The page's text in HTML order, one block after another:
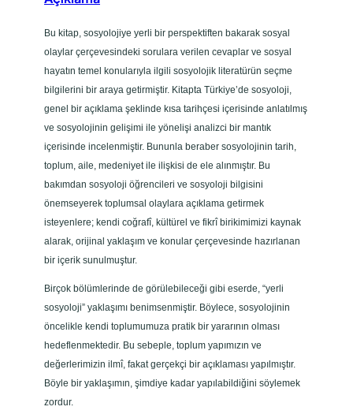
Bu kitap, sosyolojiye yerli bir perspektiften bakarak sosyal
olaylar çerçevesindeki sorulara verilen cevaplar ve sosyal
hayatın temel konularıyla ilgili sosyolojik literatürün seçme
bilgilerini bir araya getirmiştir. Kitapta Türkiye’de sosyoloji,
genel bir açıklama şeklinde kısa tarihçesi içerisinde anlatılmış
ve sosyolojinin gelişimi ile yönelişi analizci bir mantık
içerisinde incelenmiştir. Bununla beraber sosyolojinin tarih,
toplum, aile, medeniyet ile ilişkisi de ele alınmıştır. Bu
bakımdan sosyoloji öğrencileri ve sosyoloji bilgisini
önemseyerek toplumsal olaylara açıklama getirmek
isteyenlere; kendi coğrafî, kültürel ve fikrî birikimimizi kaynak
alarak, orijinal yaklaşım ve konular çerçevesinde hazırlanan
bir içerik sunulmuştur.
Birçok bölümlerinde de görülebileceği gibi eserde, “yerli
sosyoloji” yaklaşımı benimsenmiştir. Böylece, sosyolojinin
öncelikle kendi toplumumuza pratik bir yararının olması
hedeflenmektedir. Bu sebeple, toplum yapımızın ve
değerlerimizin ilmî, fakat gerçekçi bir açıklaması yapılmıştır.
Böyle bir yaklaşımın, şimdiye kadar yapılabildiğini söylemek
zordur.